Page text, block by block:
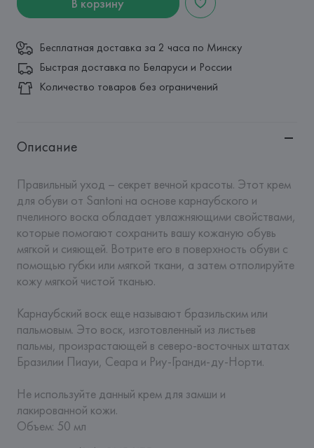
Бесплатная доставка за 2 часа по Минску
Быстрая доставка по Беларуси и России
Количество товаров без ограничений
Описание
Правильный уход – секрет вечной красоты. Этот крем
для обуви от Santoni на основе карнаубского и
пчелиного воска обладает увлажняющими свойствами,
которые помогают сохранить вашу кожаную обувь
мягкой и сияющей. Вотрите его в поверхность обуви с
помощью губки или мягкой ткани, а затем отполируйте
кожу мягкой чистой тканью.
Карнаубский воск еще называют бразильским или
пальмовым. Это воск, изготовленный из листьев
пальмы, произрастающей в северо-восточных штатах
Бразилии Пиауи, Сеара и Риу-Гранди-ду-Норти.
Не используйте данный крем для замши и
лакированной кожи.
Объем: 50 мл